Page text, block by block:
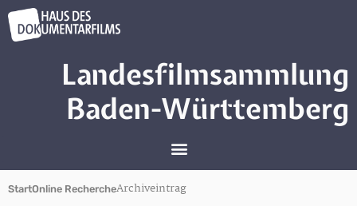
Landesfilmsammlung
Baden-Württemberg
StartOnline RechercheArchiveintrag